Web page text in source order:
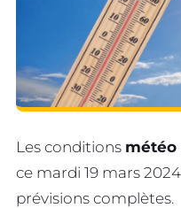
Les conditions météo
ce mardi 19 mars
prévisions complètes.